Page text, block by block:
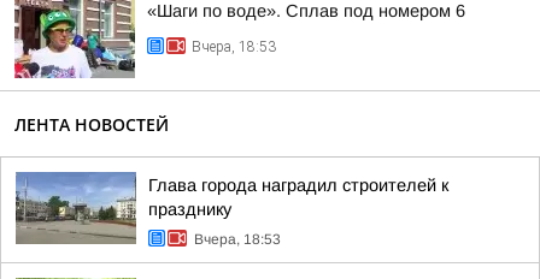
«Шаги по воде». Сплав под номером 6
Вчера, 18:53
ЛЕНТА НОВОСТЕЙ
Глава города наградил строителей к
празднику
Вчера, 18:53